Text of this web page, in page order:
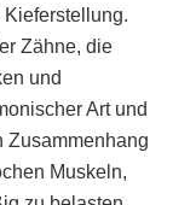
Zähne, die
und
Art und
Zusammenhang
Muskeln,